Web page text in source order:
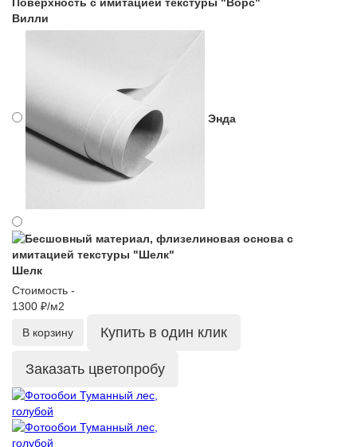
Вилли
Энда
Шелк
Стоимость -
1300 ₽/м2
В корзину Купить в один клик
Заказать цветопробу